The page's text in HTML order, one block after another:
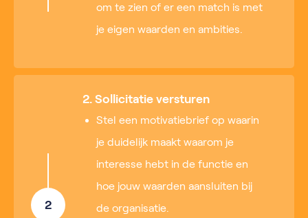
om te zien of er een match is met
je eigen waarden en ambities.
2
2. Sollicitatie versturen
Stel een motivatiebrief op waarin
je duidelijk maakt waarom je
interesse hebt in de functie en
hoe jouw waarden aansluiten bij
de organisatie.